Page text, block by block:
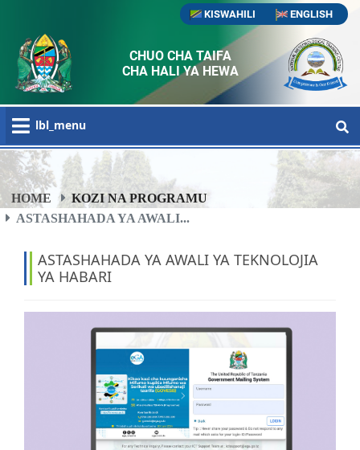
KISWAHILI ENGLISH
CHUO CHA TAIFA
CHA HALI YA HEWA
lbl_menu
HOME
KOZI NA PROGRAMU
ASTASHAHADA YA AWALI...
ASTASHAHADA YA AWALI YA TEKNOLOJIA
YA HABARI